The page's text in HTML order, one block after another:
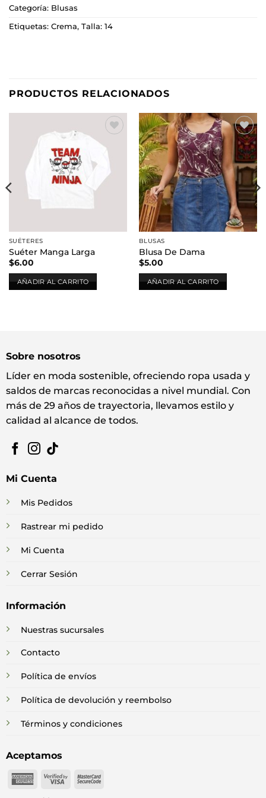
Categoría: Blusas
Etiquetas: Crema, Talla: 14
PRODUCTOS RELACIONADOS
Añadir
a la
lista de
deseos
SUÉTERES
Suéter Manga Larga
$6.00
AÑADIR AL CARRITO
Añadir
a la
lista de
deseos
BLUSAS
Blusa De Dama
$5.00
AÑADIR AL CARRITO
Sobre nosotros
Líder en moda sostenible, ofreciendo ropa usada y
saldos de marcas reconocidas a nivel mundial. Con
más de 29 años de trayectoria, llevamos estilo y
calidad al alcance de todos.
Mi Cuenta
Mis Pedidos
Rastrear mi pedido
Mi Cuenta
Cerrar Sesión
Información
Nuestras sucursales
Contacto
Política de envíos
Política de devolución y reembolso
Términos y condiciones
Aceptamos
American
Visa
MasterCard